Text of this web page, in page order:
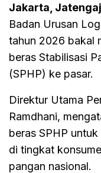
Jakarta,
Badan Urusan
tahun 2026 bakal
beras Stabilisasi
(SPHP) ke pasar.
Direktur Utama
Ramdhani,
beras SPHP
di tingkat
pangan nasional.